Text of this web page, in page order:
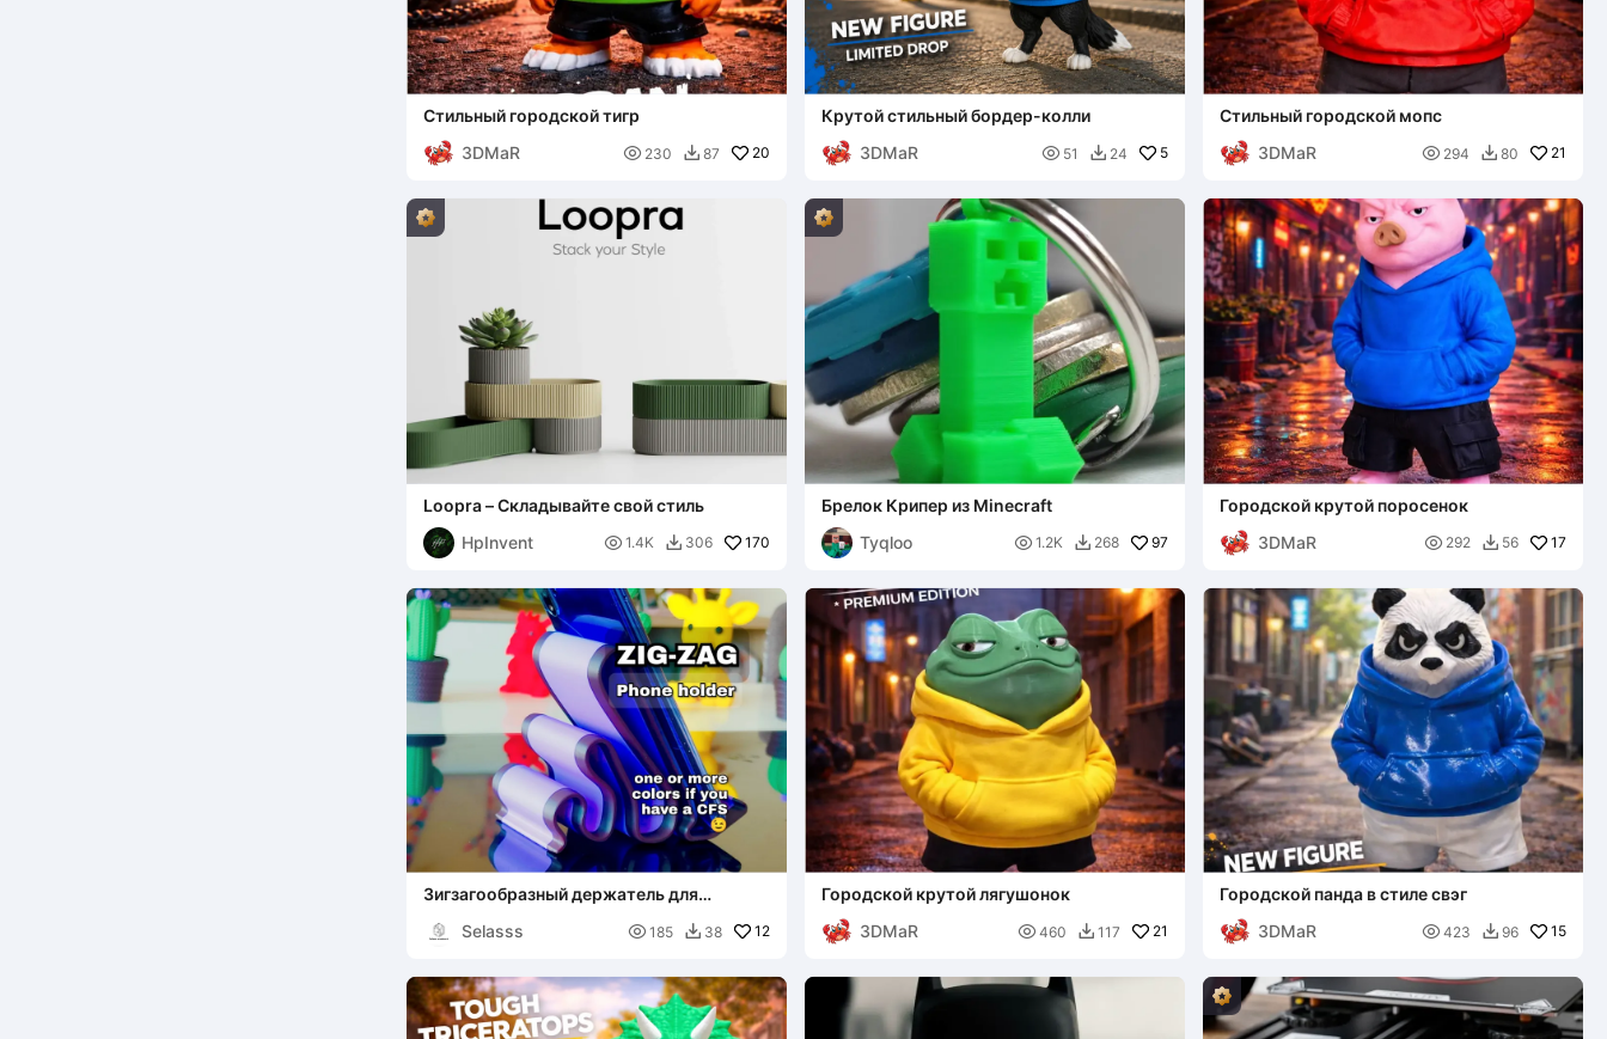
Стильный городской тигр
3DMaR
 230  87 20
Крутой стильный бордер-колли
3DMaR
 51  24 5
Стильный городской мопс
3DMaR
 294  80 21
Loopra – Складывайте свой стиль
HpInvent
 1.4K  306 170
Брелок Крипер из Minecraft
Tyqloo
 1.2K  268 97
Городской крутой поросенок
3DMaR
 292  56 17
Зигзагообразный держатель для
Selasss
 185  38 12
Городской крутой лягушонок
3DMaR
 460  117 21
Городской панда в стиле свэг
3DMaR
 423  96 15